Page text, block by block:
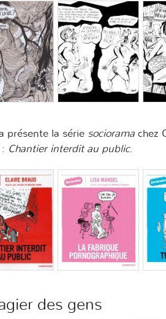
présente la série socioramachez
Chantier interdit au public.
des gens